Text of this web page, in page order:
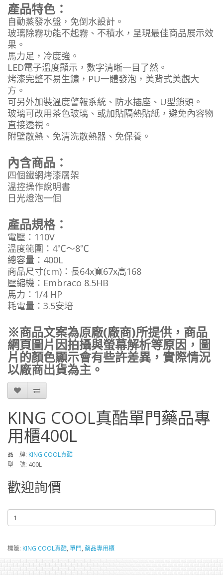
產品特色：
自動蒸發水盤，免倒水設計。
玻璃除霧功能不起霧、不積水，呈現最佳商品展示效
果。
馬力足，冷度強。
LED電子溫度顯示，數字清晰一目了然。
烤漆完整不易生鏽，PU一體發泡，美背式美觀大
方。
可另外加裝溫度警報系統、防水插座、U型鎖頭。
玻璃可改用茶色玻璃、或加貼隔熱貼紙，避免內容物
直接透視。
附壁散熱、免清洗散熱器、免保養。
內含商品：
四個鐵網烤漆層架
溫控操作說明書
日光燈泡一個
產品規格：
電壓：110V
溫度範圍：4℃～8℃
總容量：400L
商品尺寸(cm)：長64x寬67x高168
壓縮機：Embraco 8.5HB
馬力：1/4 HP
耗電量：3.5安培
※商品文案為原廠(廠商)所提供，商品
網頁圖片因拍攝與螢幕解析等原因，圖
片的顏色顯示會有些許差異，實際情況
以廠商出貨為主。
KING COOL真酷單門藥品專
用櫃400L
品 牌: KING COOL真酷
型 號: 400L
歡迎詢價
標籤: KING COOL真酷, 單門, 藥品專用櫃